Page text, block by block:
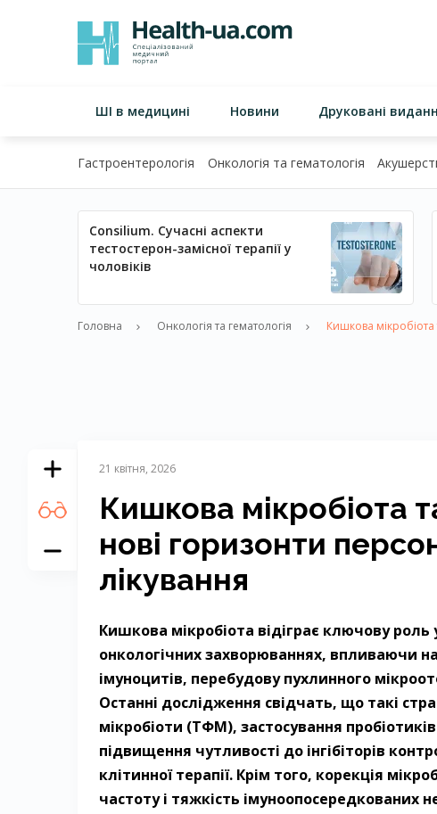
ШІ в медицині Новини Друковані
Гастроентерологія Онкологія та гематологія
Consilium. Сучасні аспекти
тестостерон-замісної терапії у
чоловіків
Головна Онкологія та гематологія Кишкова мікробіота
21 квітня, 2026
Кишкова мікробіота
нові горизонти
лікування
Кишкова мікробіота відіграє ключову роль
онкологічних захворюваннях, впливаючи
імуноцитів, перебудову пухлинного
Останні дослідження свідчать, що такі
мікробіоти (ТФМ), застосування
підвищення чутливості до інгібіторів
клітинної терапії. Крім того, корекція
частоту і тяжкість імуноопосередкованих